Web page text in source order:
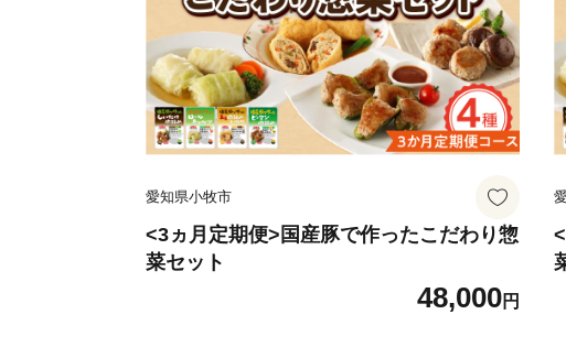
愛知県小牧市
<3ヵ月定期便>国産豚で作ったこだわり惣
菜セット
48,000円